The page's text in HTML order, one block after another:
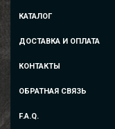
КАТАЛОГ
ДОСТАВКА И ОПЛАТА
КОНТАКТЫ
ОБРАТНАЯ СВЯЗЬ
F.A.Q.